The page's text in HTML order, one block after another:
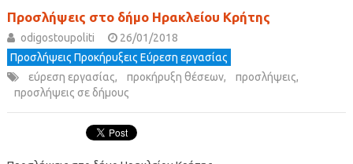
Προσλήψεις στο δήμο Ηρακλείου Κρήτης
odigostoupoliti
26/01/2018
Προσλήψεις Προκήρυξεις Εύρεση εργασίας
εύρεση εργασίας, προκήρυξη θέσεων, προσλήψεις,
προσλήψεις σε δήμους